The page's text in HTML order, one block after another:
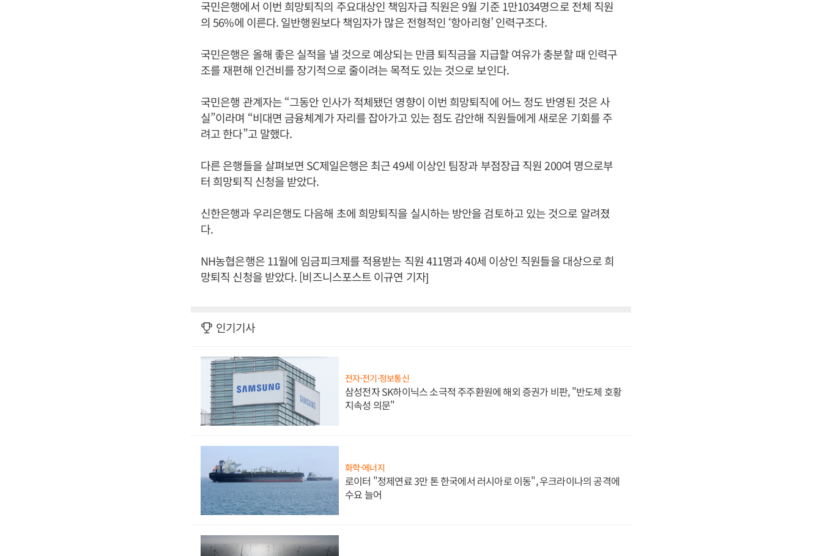
국민은행에서 이번 희망퇴직의 주요대상인 책임자급 직원은 9월 기준 1만1034명으로 전체 직원
의 56%에 이른다. 일반행원보다 책임자가 많은 전형적인 ‘항아리형’ 인력구조다.
국민은행은 올해 좋은 실적을 낼 것으로 예상되는 만큼 퇴직금을 지급할 여유가 충분할 때 인력구
조를 재편해 인건비를 장기적으로 줄이려는 목적도 있는 것으로 보인다.
국민은행 관계자는 “그동안 인사가 적체됐던 영향이 이번 희망퇴직에 어느 정도 반영된 것은 사
실”이라며 “비대면 금융체계가 자리를 잡아가고 있는 점도 감안해 직원들에게 새로운 기회를 주
려고 한다”고 말했다.
다른 은행들을 살펴보면 SC제일은행은 최근 49세 이상인 팀장과 부점장급 직원 200여 명으로부
터 희망퇴직 신청을 받았다.
신한은행과 우리은행도 다음해 초에 희망퇴직을 실시하는 방안을 검토하고 있는 것으로 알려졌
다.
NH농협은행은 11월에 임금피크제를 적용받는 직원 411명과 40세 이상인 직원들을 대상으로 희
망퇴직 신청을 받았다. [비즈니스포스트 이규연 기자]
인기기사
전자·전기·정보통신
삼성전자 SK하이닉스 소극적 주주환원에 해외 증권가 비판, "반도체 호황
지속성 의문"
화학·에너지
로이터 "정제연료 3만 톤 한국에서 러시아로 이동", 우크라이나의 공격에
수요 늘어